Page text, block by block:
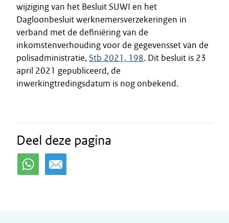
wijziging van het Besluit SUWI en het
Dagloonbesluit werknemersverzekeringen in
verband met de definiëring van de
inkomstenverhouding voor de gegevensset van de
polisadministratie, Stb 2021, 198. Dit besluit is 23
april 2021 gepubliceerd, de
inwerkingtredingsdatum is nog onbekend.
Deel deze pagina